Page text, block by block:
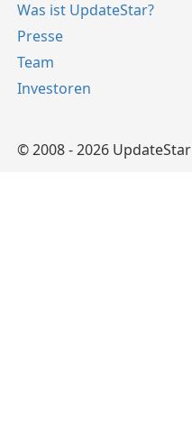
Was ist UpdateStar?
Presse
Team
Investoren
© 2008 - 2026 UpdateStar